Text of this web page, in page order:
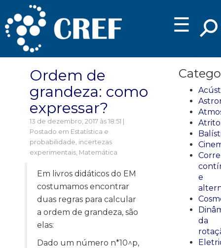
☰
Ordem de
grandeza: como
expressar?
13 de dezembro, 2017 às 18:51 |
Postado em Estatística e
probabilidade, incertezas
experimentais, Matemática
Em livros didáticos do EM
costumamos encontrar
duas regras para calcular
a ordem de grandeza, são
elas:
Dado um número n*10^p,
Atrito
e
da